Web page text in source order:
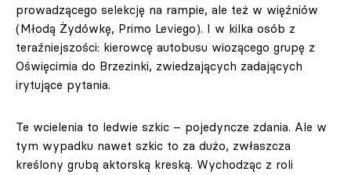
prowadzącego selekcję na rampie, ale też w więźniów
(Młodą Żydówkę, Primo Leviego). I w kilka osób z
teraźniejszości: kierowcę autobusu wiozącego grupę z
Oświęcimia do Brzezinki, zwiedzających zadających
irytujące pytania.
Te wcielenia to ledwie szkic – pojedyncze zdania. Ale w
tym wypadku nawet szkic to za dużo, zwłaszcza
kreślony grubą aktorską kreską. Wychodząc z roli